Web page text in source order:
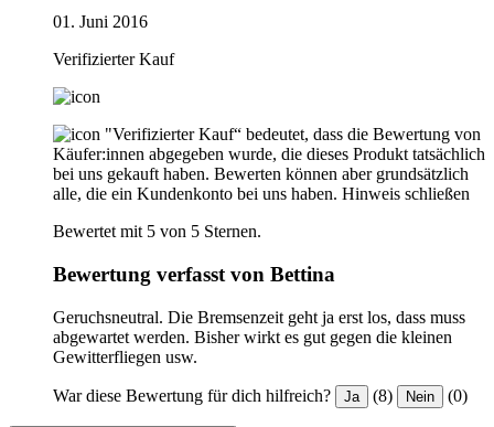
01. Juni 2016
Verifizierter Kauf
"Verifizierter Kauf“ bedeutet, dass die Bewertung von
Käufer:innen abgegeben wurde, die dieses Produkt tatsächlich
bei uns gekauft haben. Bewerten können aber grundsätzlich
alle, die ein Kundenkonto bei uns haben. Hinweis schließen
Bewertet mit 5 von 5 Sternen.
Bewertung verfasst von Bettina
Geruchsneutral. Die Bremsenzeit geht ja erst los, dass muss
abgewartet werden. Bisher wirkt es gut gegen die kleinen
Gewitterfliegen usw.
War diese Bewertung für dich hilfreich? Ja (8) Nein (0)